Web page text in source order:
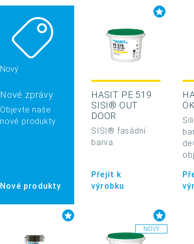
Nový
Nové zprávy
Objevte naše
nové produkty
Nové produkty
HASIT PE 519
SISI® OUT
DOOR
SISI® fasádní
barva
Přejít k
výrobku
NOVÝ